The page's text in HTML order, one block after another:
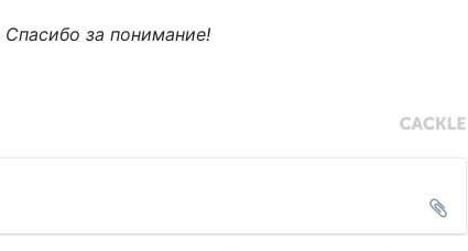
Спасибо за понимание!